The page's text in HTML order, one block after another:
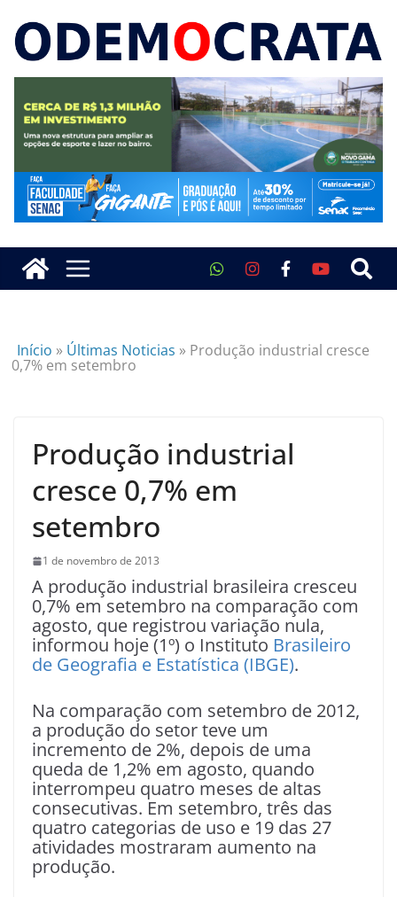
Início » Últimas Noticias » Produção industrial cresce
0,7% em setembro
Produção industrial
cresce 0,7% em
setembro
1 de novembro de 2013
A produção industrial brasileira cresceu
0,7% em setembro na comparação com
agosto, que registrou variação nula,
informou hoje (1º) o Instituto Brasileiro
de Geografia e Estatística (IBGE).
Na comparação com setembro de 2012,
a produção do setor teve um
incremento de 2%, depois de uma
queda de 1,2% em agosto, quando
interrompeu quatro meses de altas
consecutivas. Em setembro, três das
quatro categorias de uso e 19 das 27
atividades mostraram aumento na
produção.